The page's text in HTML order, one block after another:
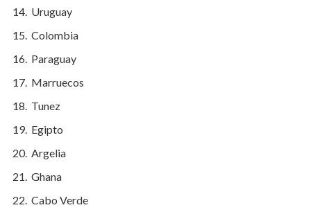
Uruguay
Colombia
Paraguay
Marruecos
Tunez
Egipto
Argelia
Ghana
Cabo Verde